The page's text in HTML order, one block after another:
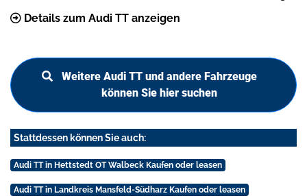
Details zum Audi TT anzeigen
Weitere Audi TT und andere Fahrzeuge
können Sie hier suchen
Stattdessen können Sie auch:
Audi TT in Hettstedt OT Walbeck Kaufen oder leasen
Audi TT in Landkreis Mansfeld-Südharz Kaufen oder leasen